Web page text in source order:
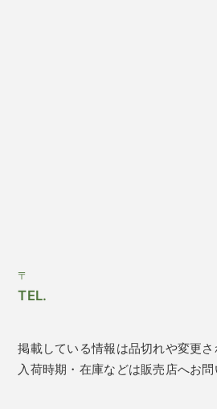
〒
TEL.
掲載している情報は品切れや変更さ
入荷時期・在庫などは販売店へお問